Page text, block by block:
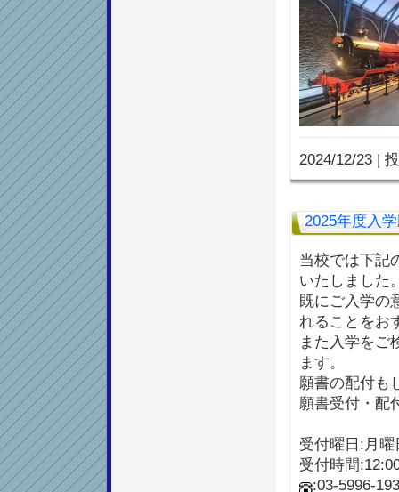
2024/12/23 |
2025年度入
当校では下記
いたしました
既にご入学の
れることを
また入学をご
ます。
願書の配付も
願書受付・配
受付曜日:月
受付時間
:03-5996-